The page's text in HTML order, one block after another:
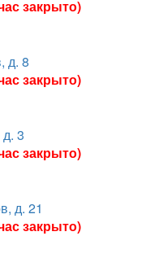
закрыто)
д. 8
закрыто)
3
закрыто)
д. 21
закрыто)